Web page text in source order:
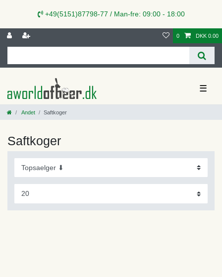
+49(5151)87798-77 / Man-fre: 09:00 - 18:00
0 DKK 0.00
☰
Andet Saftkoger
Saftkoger